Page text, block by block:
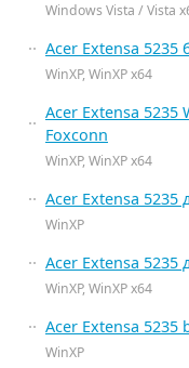
Windows Vista / Vista
Acer Extensa 5235
WinXP, WinXP x64
Acer Extensa 5235
Foxconn
WinXP, WinXP x64
Acer Extensa 5235
WinXP
Acer Extensa 5235
WinXP, WinXP x64
Acer Extensa
WinXP